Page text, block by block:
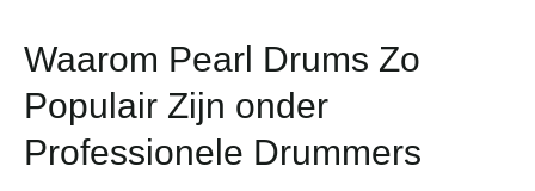
Waarom Pearl Drums Zo
Populair Zijn onder
Professionele Drummers
Waarom
Drums
Zo